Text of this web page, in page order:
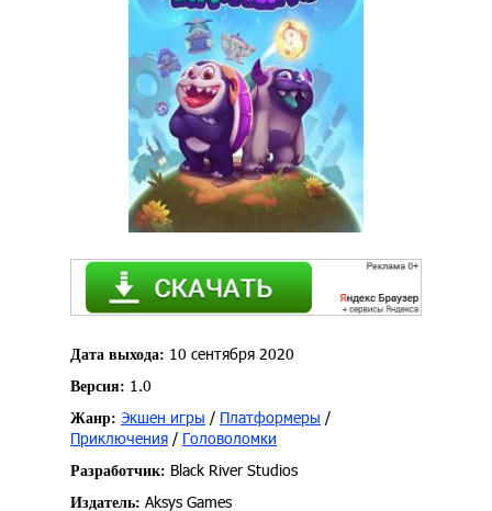
Дата выхода: 10 сентября 2020
Версия: 1.0
Жанр: Экшен игры / Платформеры /
Приключения / Головоломки
Разработчик: Black River Studios
Издатель: Aksys Games